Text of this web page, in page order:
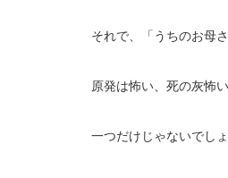
それで、「うちのお母
原発は怖い、死の灰怖
一つだけじゃないでし